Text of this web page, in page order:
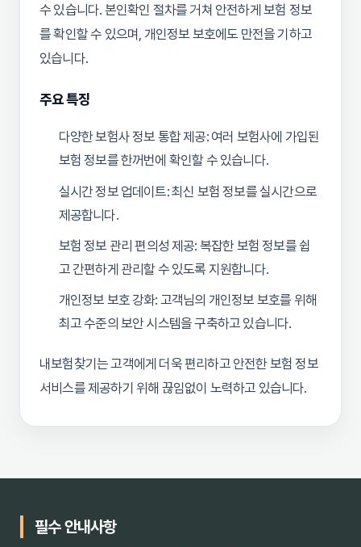
수 있습니다. 본인확인 절차를 거쳐 안전하게 보험 정보
를 확인할 수 있으며, 개인정보 보호에도 만전을 기하고
있습니다.
주요 특징
다양한 보험사 정보 통합 제공: 여러 보험사에 가입된
보험 정보를 한꺼번에 확인할 수 있습니다.
실시간 정보 업데이트: 최신 보험 정보를 실시간으로
제공합니다.
보험 정보 관리 편의성 제공: 복잡한 보험 정보를 쉽
고 간편하게 관리할 수 있도록 지원합니다.
개인정보 보호 강화: 고객님의 개인정보 보호를 위해
최고 수준의 보안 시스템을 구축하고 있습니다.
내보험찾기는 고객에게 더욱 편리하고 안전한 보험 정보
서비스를 제공하기 위해 끊임없이 노력하고 있습니다.
필수 안내사항